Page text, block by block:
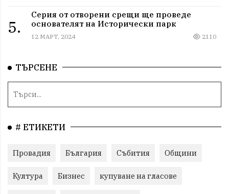
5.
Серия от отворени срещи ще проведе
основателят на Исторически парк
12 МАРТ, 2024 2110
ТЪРСЕНЕ
# ЕТИКЕТИ
Провадия България Събития Общини
Култура Бизнес купуване на гласове